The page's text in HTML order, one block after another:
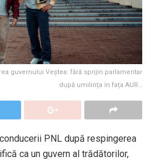
guvernului Veștea: fără sprijin parlamentar
după umilința în fața AUR…
PNL după respingerea
ca un guvern al trădătorilor,